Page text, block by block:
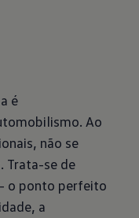
é
Ao
não se
Trata-se de
o ponto perfeito
a